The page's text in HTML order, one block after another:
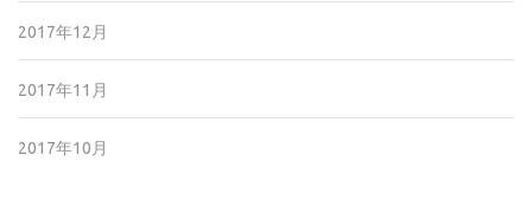
2017年12月
2017年11月
2017年10月